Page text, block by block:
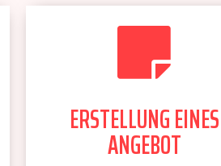
ERSTELLUNG EINES
ANGEBOT